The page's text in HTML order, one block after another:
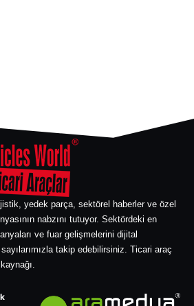
yedek parça, sektörel haberler ve özel
nabzını tutuyor. Sektördeki en
ve fuar gelişmelerini dijital
takip edebilirsiniz. Ticari araç